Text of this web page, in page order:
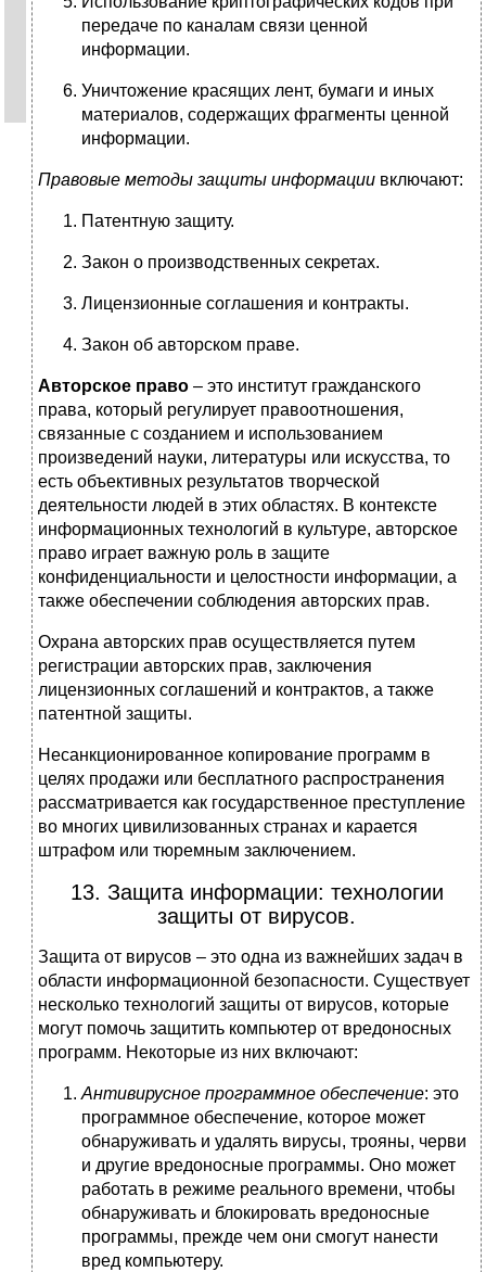
передаче по каналам связи ценной
информации.
Уничтожение красящих лент, бумаги и иных
материалов, содержащих фрагменты ценной
информации.
Правовые методы защиты информации включают:
Патентную защиту.
Закон о производственных секретах.
Лицензионные соглашения и контракты.
Закон об авторском праве.
Авторское право – это институт гражданского
права, который регулирует правоотношения,
связанные с созданием и использованием
произведений науки, литературы или искусства, то
есть объективных результатов творческой
деятельности людей в этих областях. В контексте
информационных технологий в культуре, авторское
право играет важную роль в защите
конфиденциальности и целостности информации, а
также обеспечении соблюдения авторских прав.
Охрана авторских прав осуществляется путем
регистрации авторских прав, заключения
лицензионных соглашений и контрактов, а также
патентной защиты.
Несанкционированное копирование программ в
целях продажи или бесплатного распространения
рассматривается как государственное преступление
во многих цивилизованных странах и карается
штрафом или тюремным заключением.
13. Защита информации: технологии
защиты от вирусов.
Защита от вирусов – это одна из важнейших задач в
области информационной безопасности. Существует
несколько технологий защиты от вирусов, которые
могут помочь защитить компьютер от вредоносных
программ. Некоторые из них включают:
Антивирусное программное обеспечение: это
программное обеспечение, которое может
обнаруживать и удалять вирусы, трояны, черви
и другие вредоносные программы. Оно может
работать в режиме реального времени, чтобы
обнаруживать и блокировать вредоносные
программы, прежде чем они смогут нанести
вред компьютеру.